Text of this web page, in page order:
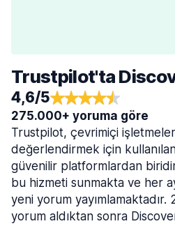
Trustpilot'ta
4,6/5
275.000+ yoruma göre
Trustpilot, çevrimiçi
değerlendirmek için
güvenilir platformlardan
bu hizmeti sunmakta ve her
yeni yorum yayımlamaktadır.
yorum aldıktan sonra